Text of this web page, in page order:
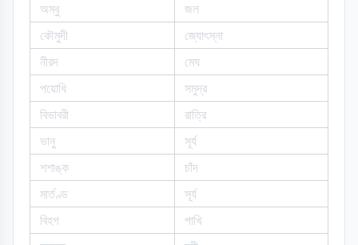
অম্বু
জল
কৌমুদী
জ্যোৎস্না
নীরদ
মেঘ
পয়োধি
সমুদ্র
বিভাবরী
রাত্রি
ভানু
সূর্য
শশাঙ্ক
চাঁদ
মার্তণ্ড
সূর্য
বিহগ
পাখি